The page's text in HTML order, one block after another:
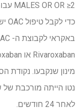
מינון שנקבעו. נקודת
נטו הייתה מורכבת של
לאחר 24 חודשים.